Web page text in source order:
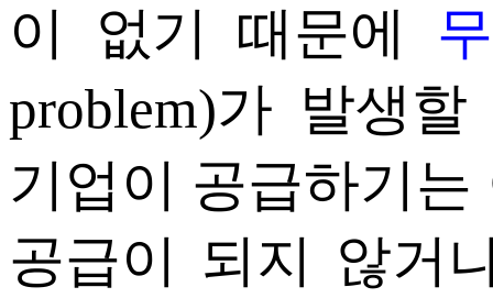
이 없기 때문에
problem)가 발생
기업이 공급하기
공급이 되지 않거